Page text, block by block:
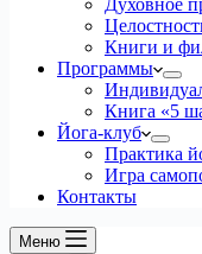
Духовное
Книги и
Программы
Книга «5
Йога-клуб
Практика
Игра
Контакты
Меню